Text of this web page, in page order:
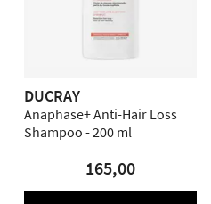
DUCRAY
Anaphase+ Anti-Hair Loss
Shampoo - 200 ml
165,00